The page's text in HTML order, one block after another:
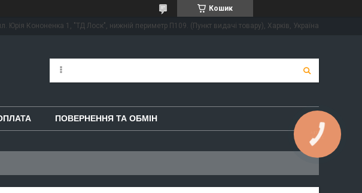
Кошик
Юрія Кононенка 1, "ТД Лоск", нижній периметр П109. (Пункт видачі товару), Харків, Україна
ПОВЕРНЕННЯ ТА ОБМІН
КНОПКА
ЗВ'ЯЗКУ